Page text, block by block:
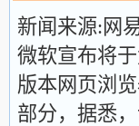
新闻来源:网
微软宣布将
版本网页浏
部分，据悉